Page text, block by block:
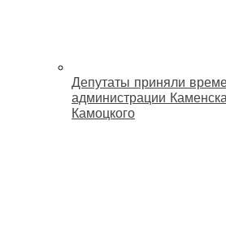
Депутаты приняли
администрации
Камоцкого